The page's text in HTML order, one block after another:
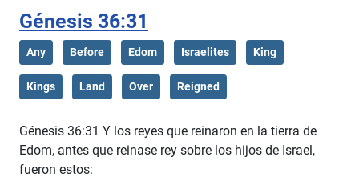
Génesis 36:31
Any Before Edom Israelites King
Kings Land Over Reigned
Génesis 36:31 Y los reyes que reinaron en la tierra de
Edom, antes que reinase rey sobre los hijos de Israel,
fueron estos: